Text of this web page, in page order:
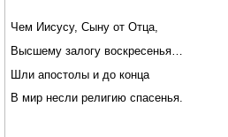
Чем Иисусу, Сыну от Отца,
Высшему залогу воскресенья…
Шли апостолы и до конца
В мир несли религию спасенья.